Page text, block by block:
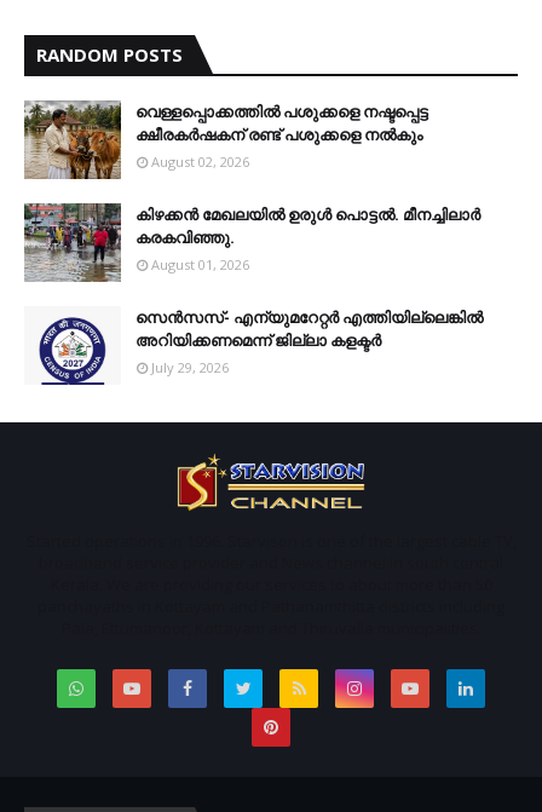
RANDOM POSTS
വെള്ളപ്പൊക്കത്തില്‍ പശുക്കളെ നഷ്ടപ്പെട്ട
ക്ഷീരകര്‍ഷകന് രണ്ട് പശുക്കളെ നല്‍കും
August 02, 2026
കിഴക്കന്‍ മേഖലയില്‍ ഉരുള്‍ പൊട്ടല്‍. മീനച്ചിലാര്‍
കരകവിഞ്ഞു.
August 01, 2026
സെന്‍സസ്- എന്യുമറേറ്റര്‍ എത്തിയില്ലെങ്കില്‍
അറിയിക്കണമെന്ന് ജില്ലാ കളക്ടര്‍
July 29, 2026